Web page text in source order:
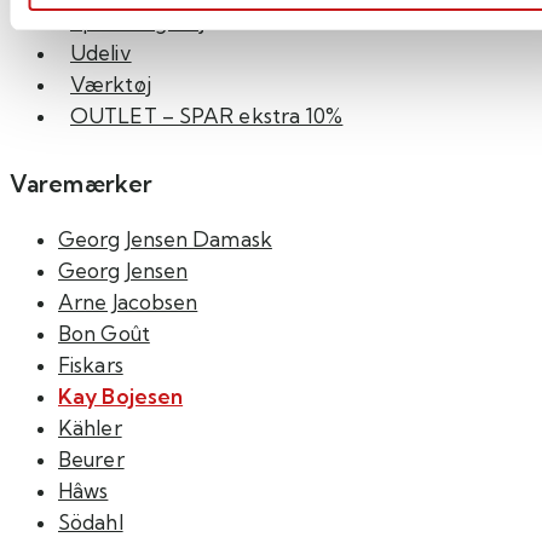
Udeliv
Værktøj
OUTLET – SPAR ekstra 10%
Varemærker
Georg Jensen Damask
Georg Jensen
Arne Jacobsen
Bon Goût
Fiskars
Kay Bojesen
Kähler
Beurer
Hâws
Södahl